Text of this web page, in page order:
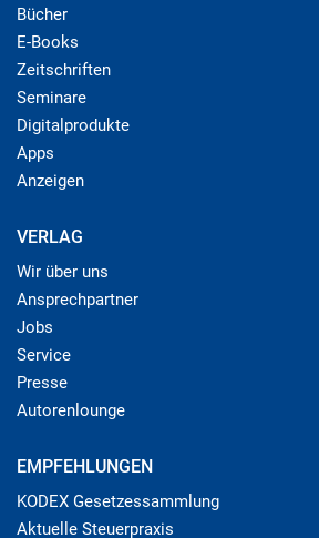
Bücher
E-Books
Zeitschriften
Seminare
Digitalprodukte
Apps
Anzeigen
VERLAG
Wir über uns
Ansprechpartner
Jobs
Service
Presse
Autorenlounge
EMPFEHLUNGEN
KODEX Gesetzessammlung
Aktuelle Steuerpraxis